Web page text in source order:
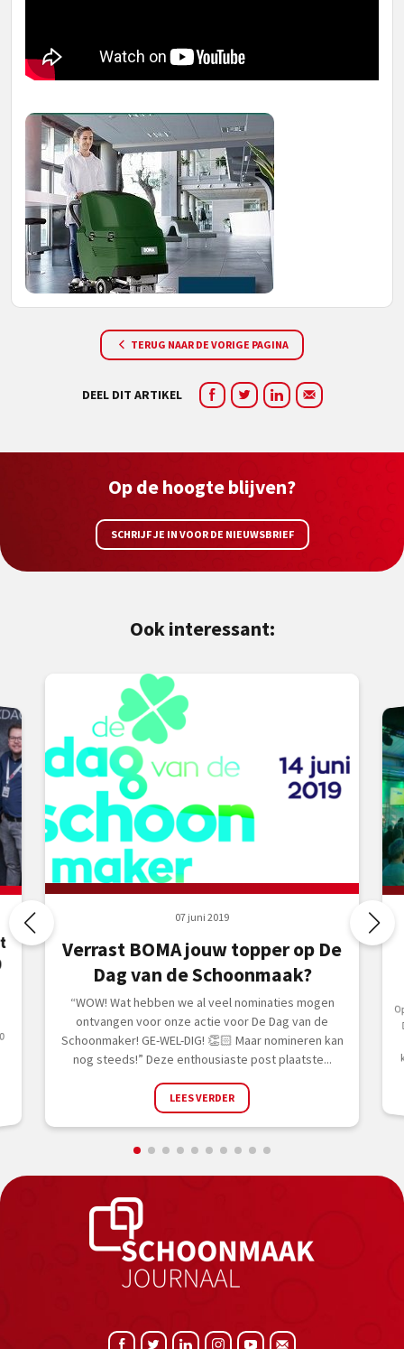
TERUG NAAR DE VORIGE PAGINA
DEEL DIT ARTIKEL
Op de hoogte blijven?
SCHRIJF JE IN VOOR DE NIEUWSBRIEF
Ook interessant:
07 juni 2019
Verrast BOMA jouw topper op De
Dag van de Schoonmaak?
“WOW! Wat hebben we al veel nominaties mogen
ontvangen voor onze actie voor De Dag van de
Schoonmaker! GE-WEL-DIG! 👏🏻 Maar nomineren kan
nog steeds!” Deze enthousiaste post plaatste...
LEES VERDER